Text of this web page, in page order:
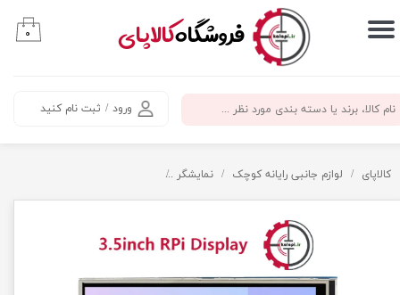
​فروشگاهکالاپای
ورود / ثبت نام کنید
حساب کاربری من
سفارشات
۰
کالاپای لوازم جانبی رایانه کوچک نمایشگر